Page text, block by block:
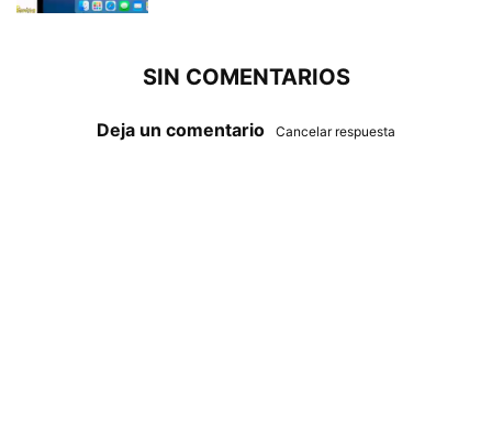
SIN COMENTARIOS
Deja un comentario Cancelar respuesta